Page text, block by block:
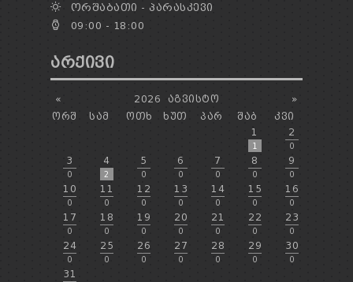
ᲝᲠᲨᲐᲑᲐᲗᲘ - ᲞᲐᲠᲐᲡᲙᲔᲕᲘ
09:00 - 18:00
ᲐᲠᲥᲘᲕᲘ
« »
2026
ᲐᲒᲕᲘᲡᲢᲝ
ᲝᲠᲨ
ᲡᲐᲛ ᲝᲗᲮ ᲮᲣᲗ ᲞᲐᲠ ᲨᲐᲑ
ᲙᲕᲘ
1
1
2
0
3
0
4
2
5
0
6
0
7
0
8
0
9
0
10
0
11
0
12
0
13
0
14
0
15
0
16
0
17
0
18
0
19
0
20
0
21
0
22
0
23
0
24
0
25
0
26
0
27
0
28
0
29
0
30
0
31